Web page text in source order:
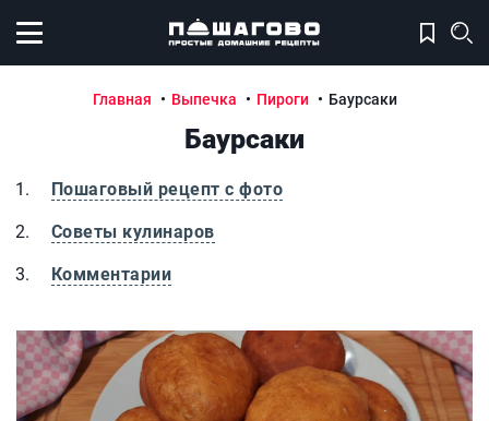
Открыть меню
Главная Выпечка Пироги Баурсаки
Баурсаки
Пошаговый рецепт с фото
Советы кулинаров
Комментарии
Баурсаки